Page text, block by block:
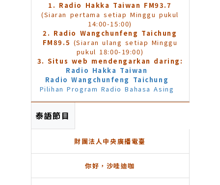
1. Radio Hakka Taiwan FM93.7
(Siaran pertama setiap Minggu pukul
14:00-15:00)
2. Radio Wangchunfeng Taichung
FM89.5 (Siaran ulang setiap Minggu
pukul 18:00-19:00)
3. Situs web mendengarkan daring:
Radio Hakka Taiwan
Radio Wangchunfeng Taichung
Pilihan Program Radio Bahasa Asing
泰語節目
財團法人中央廣播電臺
你好，沙哇迪咖